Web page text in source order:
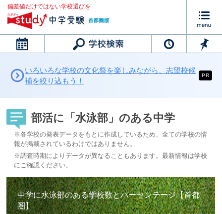
偏差値だけではない学校選びを
カレンダー
いろいろな学校の文化祭を楽しみながら、志望校候
補を絞り込もう！
PR
部活に「水泳部」のある中学
※各学校の発表データをもとに作成しているため、全ての学校の情
報が掲載されているわけではありません。
※調査時期によりデータが異なることもあります。最新情報は学校
にご確認ください。
中学に水泳部のある学校数とパーセンテージ【首都
圏】